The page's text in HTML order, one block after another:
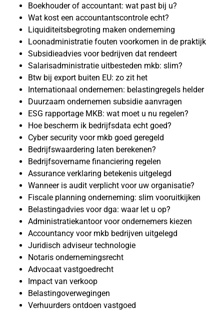
Boekhouder of accountant: wat past bij u?
Wat kost een accountantscontrole echt?
Liquiditeitsbegroting maken onderneming
Loonadministratie fouten voorkomen in de praktijk
Subsidieadvies voor bedrijven dat rendeert
Salarisadministratie uitbesteden mkb: slim?
Btw bij export buiten EU: zo zit het
Internationaal ondernemen: belastingregels helder
Duurzaam ondernemen subsidie aanvragen
ESG rapportage MKB: wat moet u nu regelen?
Hoe bescherm ik bedrijfsdata echt goed?
Cyber security voor mkb goed geregeld
Bedrijfswaardering laten berekenen?
Bedrijfsovername financiering regelen
Assurance verklaring betekenis uitgelegd
Wanneer is audit verplicht voor uw organisatie?
Fiscale planning onderneming: slim vooruitkijken
Belastingadvies voor dga: waar let u op?
Administratiekantoor voor ondernemers kiezen
Accountancy voor mkb bedrijven uitgelegd
Juridisch adviseur technologie
Notaris ondernemingsrecht
Advocaat vastgoedrecht
Impact van verkoop
Belastingoverwegingen
Verhuurders ontdoen vastgoed